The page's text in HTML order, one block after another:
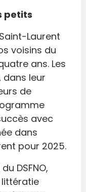
petits
Laurent
voisins du
ans. Les
dans leur
de
avec
dans
pour 2025.
DSFNO,